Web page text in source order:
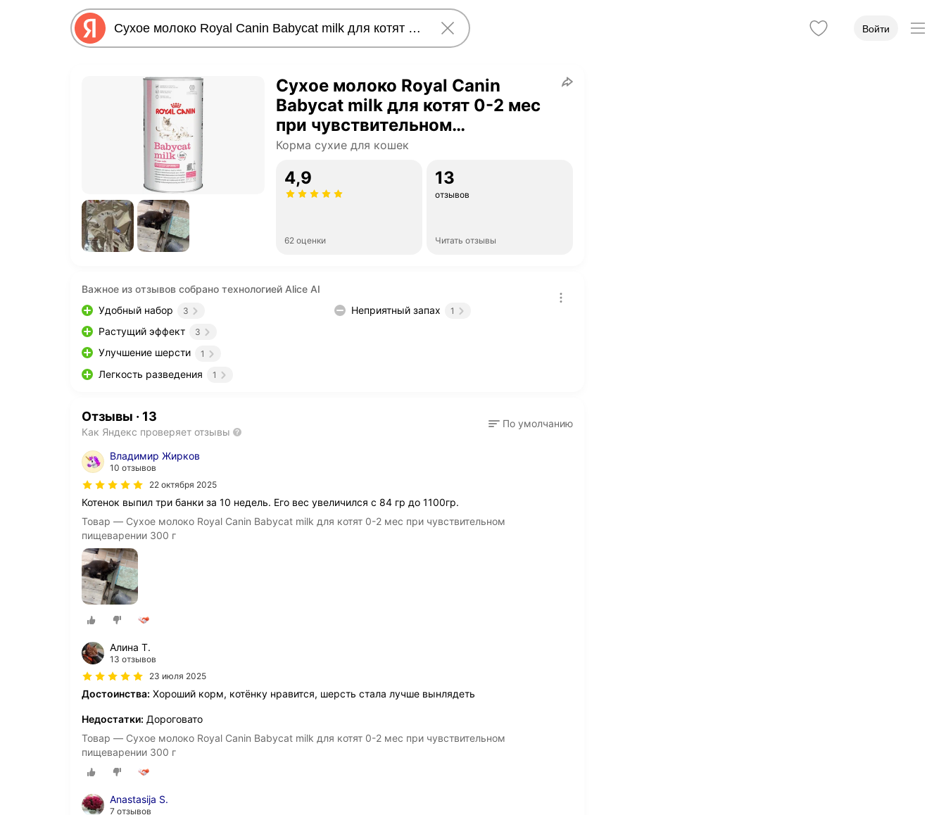
Войти
Сухое молоко Royal Canin
Babycat milk для котят 0-2 мес
при чувствительном
пищеварении 300 г
Корма сухие для кошек
4,9
62 оценки
13
отзывов
Читать отзывы
Важное из отзывов собрано технологией Alice AI
Удобный набор
3
Растущий эффект 3
Улучшение шерсти 1
Легкость разведения 1
Неприятный запах 1
Отзывы · 13
Как Яндекс проверяет отзывы
По умолчанию
Владимир Жирков
10 отзывов
22 октября 2025
Котенок выпил три банки за 10 недель. Его вес увеличился с 84 гр до 1100гр.
Товар — Сухое молоко Royal Canin Babycat milk для котят 0-2 мес при чувствительном
пищеварении 300 г
Алина Т.
13 отзывов
23 июля 2025
Достоинства: Хороший корм, котёнку нравится, шерсть стала лучше вынлядеть
Недостатки: Дороговато
Товар — Сухое молоко Royal Canin Babycat milk для котят 0-2 мес при чувствительном
пищеварении 300 г
Anastasija S.
7 отзывов